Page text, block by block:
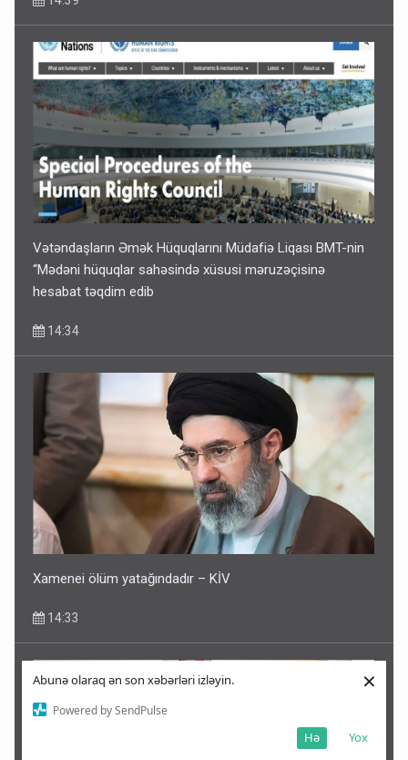
Abunə olaraq ən son xəbərləri izləyin.
Powered by SendPulse
Yox
Hə
×
Vətəndaşların Əmək Hüquqlarını Müdafiə Liqası BMT-nin
“Mədəni hüquqlar sahəsində xüsusi məruzəçisinə
hesabat təqdim edib
14:34
Xamenei ölüm yatağındadır – KİV
14:33